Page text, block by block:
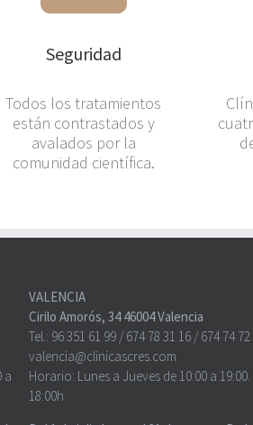
Seguridad
Todos los tratamientos
están contrastados y
avalados por la
comunidad científica.
a
VALENCIA
Cirilo Amorós, 34 46004 Valencia
Tel.: 96 351 61 99 / 674 78 31 16 / 674 74
valencia@clinicascres.com
Horario: Lunes a Jueves de 10:00 a
18:00h